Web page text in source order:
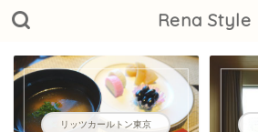
Rena Style
リッツカールトン東京